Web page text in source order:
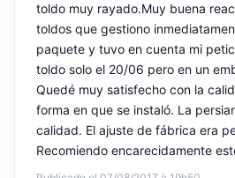
toldo muy rayado.Muy buena
toldos que gestiono
paquete y tuvo en cuenta mi
toldo solo el 20/06 pero en un
Quedé muy satisfecho con la
forma en que se instaló. La
calidad. El ajuste de fábrica era
Recomiendo encarecidamente